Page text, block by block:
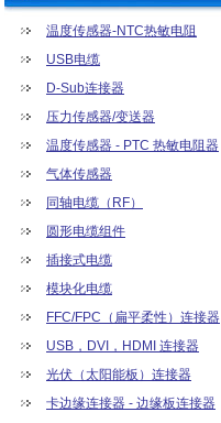
温度传感器-NTC热敏电阻
USB电缆
D-Sub连接器
压力传感器/变送器
温度传感器 - PTC 热敏电阻器
气体传感器
同轴电缆（RF）
圆形电缆组件
插接式电缆
模块化电缆
FFC/FPC（扁平柔性）连接器
USB，DVI，HDMI 连接器
光伏（太阳能板）连接器
卡边缘连接器 - 边缘板连接器